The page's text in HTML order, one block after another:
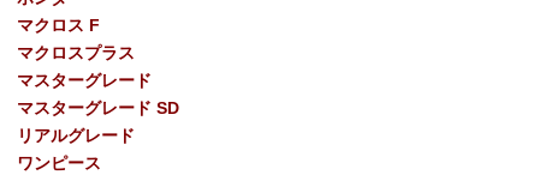
マクロス F
マクロスプラス
マスターグレード
マスターグレード SD
リアルグレード
ワンピース